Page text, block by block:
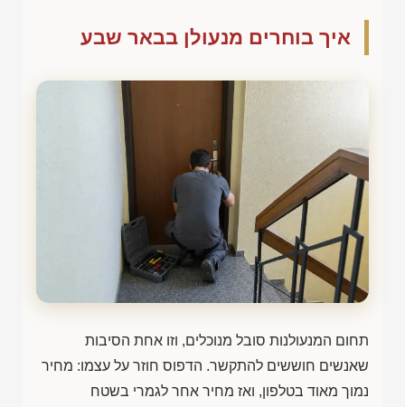
איך בוחרים מנעולן בבאר שבע
תחום המנעולנות סובל מנוכלים, וזו אחת הסיבות
שאנשים חוששים להתקשר. הדפוס חוזר על עצמו: מחיר
נמוך מאוד בטלפון, ואז מחיר אחר לגמרי בשטח